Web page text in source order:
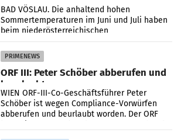
Österreichs
BAD VÖSLAU. Die anhaltend hohen
Sommertemperaturen im Juni und Juli haben
beim niederösterreichischen
Getränkehersteller Vöslauer zu deutlichen
Absatzzuwächsen geführt. Während
PRIMENEWS
ORF III: Peter Schöber abberufen und
beurlaubt
WIEN ORF-III-Co-Geschäftsführer Peter
Schöber ist wegen Compliance-Vorwürfen
abberufen und beurlaubt worden. Der ORF